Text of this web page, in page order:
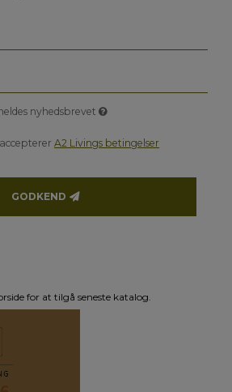
nyhedsbrevet
A2 Livings betingelser
GODKEND
for at tilgå seneste katalog.